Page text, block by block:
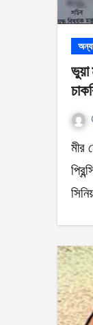
মীর মোহাম্মদ শাহীন। কর্মসংস্থান ব্যাংকের সিনিয়র